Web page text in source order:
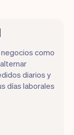
como
diarios y
días laborales
en tu día.
tu día, ver